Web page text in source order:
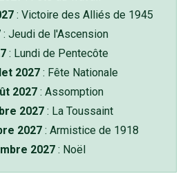
: Victoire des Alliés de 1945
: Jeudi de l'Ascension
: Lundi de Pentecôte
2027 : Fête Nationale
2027 : Assomption
2027 : La Toussaint
2027 : Armistice de 1918
2027 : Noël